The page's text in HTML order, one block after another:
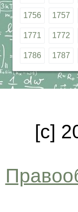
1756 1757
1771 1772
1786 1787
[c]